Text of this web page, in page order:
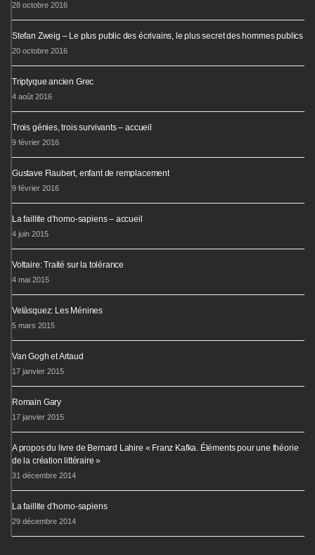
28 octobre 2016
Stefan Zweig – Le plus public des écrivains, le plus secret des hommes publics
20 octobre 2016
Triptyque ancien Grec
4 août 2016
Trois génies, trois survivants – accueil
9 février 2016
Gustave Flaubert, enfant de remplacement
9 février 2016
La faillite d’homo-sapiens – accueil
4 juin 2015
Voltaire: Traité sur la tolérance
4 mai 2015
Velàsquez: Les Ménines
5 mars 2015
Van Gogh et Artaud
17 janvier 2015
Romain Gary
17 janvier 2015
A propos du livre de Bernard Lahire « Franz Kafka. Éléments pour une théorie
de la création littéraire »
31 décembre 2014
La faillite d’homo-sapiens
29 décembre 2014